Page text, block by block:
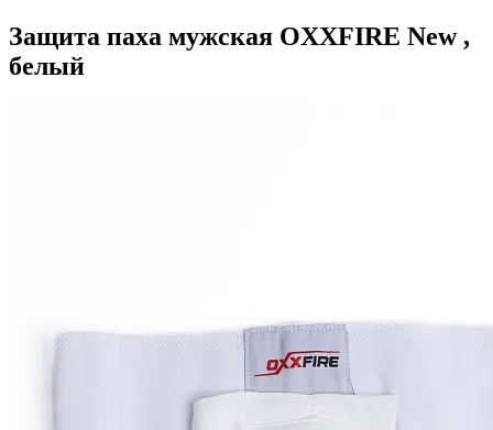
Защита паха мужская OXXFIRE New ,
белый